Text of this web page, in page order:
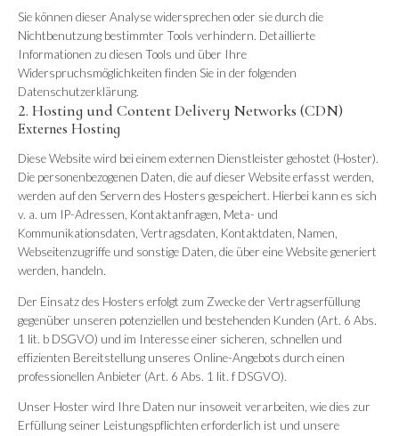
Sie können dieser Analyse widersprechen oder sie durch die
Nichtbenutzung bestimmter Tools verhindern. Detaillierte
Informationen zu diesen Tools und über Ihre
Widerspruchsmöglichkeiten finden Sie in der folgenden
Datenschutzerklärung.
2. Hosting und Content Delivery Networks (CDN)
Externes Hosting
Diese Website wird bei einem externen Dienstleister gehostet (Hoster).
Die personenbezogenen Daten, die auf dieser Website erfasst werden,
werden auf den Servern des Hosters gespeichert. Hierbei kann es sich
v. a. um IP-Adressen, Kontaktanfragen, Meta- und
Kommunikationsdaten, Vertragsdaten, Kontaktdaten, Namen,
Webseitenzugriffe und sonstige Daten, die über eine Website generiert
werden, handeln.
Der Einsatz des Hosters erfolgt zum Zwecke der Vertragserfüllung
gegenüber unseren potenziellen und bestehenden Kunden (Art. 6 Abs.
1 lit. b DSGVO) und im Interesse einer sicheren, schnellen und
effizienten Bereitstellung unseres Online-Angebots durch einen
professionellen Anbieter (Art. 6 Abs. 1 lit. f DSGVO).
Unser Hoster wird Ihre Daten nur insoweit verarbeiten, wie dies zur
Erfüllung seiner Leistungspflichten erforderlich ist und unsere